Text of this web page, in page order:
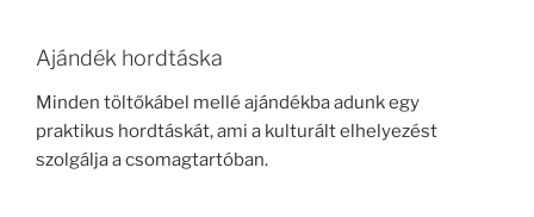
Ajándék hordtáska
Minden töltőkábel mellé ajándékba adunk egy
praktikus hordtáskát, ami a kulturált elhelyezést
szolgálja a csomagtartóban.